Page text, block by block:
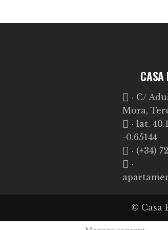
CASA
· C/
Mora,
· lat.
-0.65144
· (+34)
·
© Casa